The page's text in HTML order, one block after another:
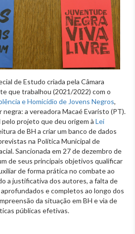
de Estudo criada pela Câmara
que trabalhou (2021/2022) com o
e Homicídio de Jovens Negros,
a vereadora Macaé Evaristo (PT).
projeto que deu origem à Lei
de BH a criar um banco de dados
na Política Municipal de
Sancionada em 27 de dezembro de
de seus principais objetivos qualificar
de forma prática no combate ao
a justificativa dos autores, a falta de
e completos ao longo dos
da situação em BH e via de
públicas efetivas.